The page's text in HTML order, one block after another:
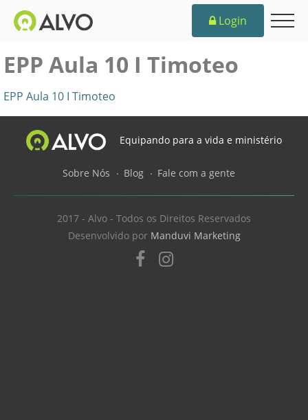
Login
EPP Aula 10 I Timoteo
EPP Aula 10 I Timoteo
Equipando para a vida e ministério
Sobre Nós Blog Fale com a gente
2017 - Alvo - Todos os Direitos Reservados
Desenvolvido por Manduvi Marketing